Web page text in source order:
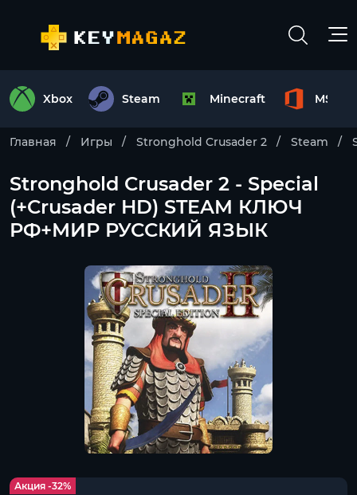
Xbox Steam Minecraft MS
Главная Игры Stronghold Crusader 2 Steam
Stronghold Crusader 2 - Special
(+Crusader HD) STEAM КЛЮЧ
РФ+МИР РУССКИЙ ЯЗЫК
Акция -32%